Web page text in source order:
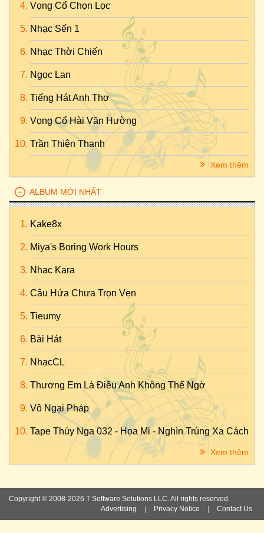
Vọng Cổ Chọn Lọc
Nhạc Sến 1
Nhạc Thời Chiến
Ngọc Lan
Tiếng Hát Anh Thơ
Vọng Cổ Hài Văn Hường
Trần Thiện Thanh
Xem thêm
ALBUM MỚI NHẤT
Kake8x
Miya's Boring Work Hours
Nhac Kara
Câu Hứa Chưa Trọn Vẹn
Tieumy
Bài Hát
NhạcCL
Thương Em Là Điều Anh Không Thể Ngờ
Vô Ngại Pháp
Tape Thúy Nga 032 - Họa Mi - Nghìn Trùng Xa Cách
Xem thêm
Copyright © 2008-2026 T Software Solutions LLC. All rights reserved.
Advertising
Privacy Notice Contact Us